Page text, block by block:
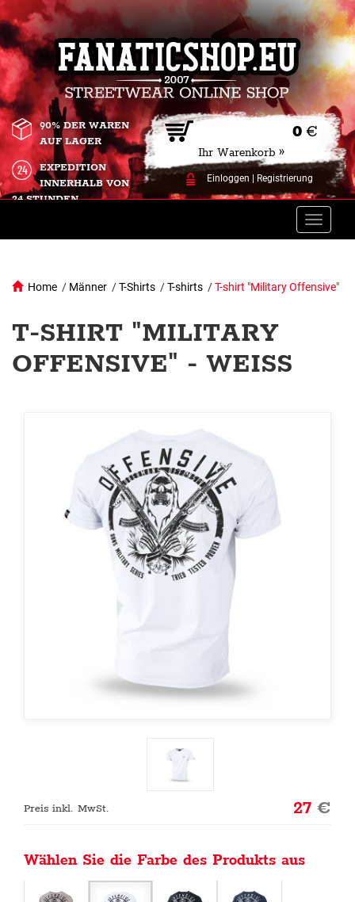
0 €
Ihr Warenkorb »
Einloggen Registrierung
90% DER WAREN
AUF LAGER
EXPEDITION
INNERHALB VON
24 STUNDEN.
Toggle
Home / Männer /T-Shirts /T-shirts /T-shirt "Military Offensive"
T-SHIRT "MILITARY
OFFENSIVE" - WEISS
Preis inkl. MwSt. 27€
Wählen Sie die Farbe des Produkts aus